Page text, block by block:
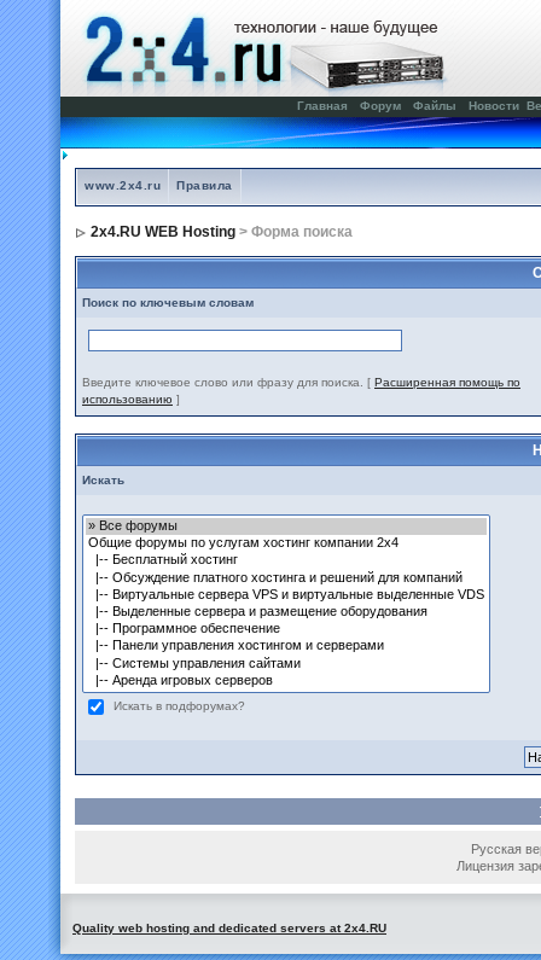
Главная Форум Файлы Новости
www.2x4.ru Правила
2x4.RU WEB Hosting > Форма поиска
Поиск по ключевым словам
Введите ключевое слово или фразу для поиска. [ Расширенная помощь по
использованию ]
Искать
Искать в подфорумах?
Русская
Лицензия
Quality web hosting and dedicated servers at 2x4.RU